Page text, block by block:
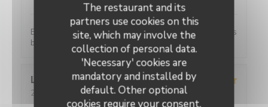
The restaurant and its
partners use cookies on this
site, which may involve the
collection of personal data.
'Necessary' cookies are
mandatory and installed by
default. Other optional
cookies require your consent.
Excellente restaurant, plats très copieux, avec un très
bon rapport qualité prix je recommande !
Lucrece
M
2026-08-04
- 19:30 - Guests 4
5/5 Ambiance:5/5 Food:5/5 Value:5